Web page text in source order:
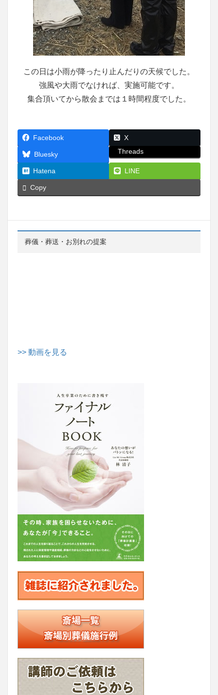
この日は小雨が降ったり止んだりの天候でした。
強風や大雨でなければ、実施可能です。
集合頂いてから散会までは１時間程度でした。
Facebook X
Bluesky Threads
Hatena LINE
Copy
葬儀・葬送・お別れの提案
>> 動画を見る